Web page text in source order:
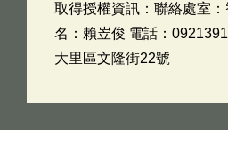
取得授權資訊：聯絡處室
名：賴岦俊 電話：
大里區文隆街22號